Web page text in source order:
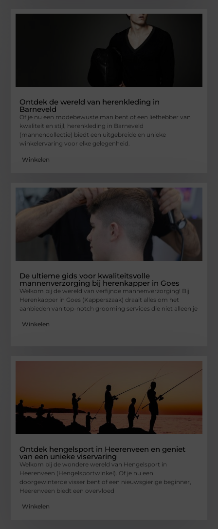
Ontdek de wereld van herenkleding in
Barneveld
Of je nu een modebewuste man bent of een liefhebber van
kwaliteit en stijl, herenkleding in Barneveld
(mannencollectie) biedt een uitgebreide en unieke
winkelervaring voor elke gelegenheid.
Winkelen
De ultieme gids voor kwaliteitsvolle
mannenverzorging bij herenkapper in Goes
Welkom bij de wereld van verfijnde mannenverzorging! Bij
Herenkapper in Goes (Kapperszaak) draait alles om het
aanbieden van top-notch grooming services die niet alleen je
Winkelen
Ontdek hengelsport in Heerenveen en geniet
van een unieke viservaring
Welkom bij de wondere wereld van Hengelsport in
Heerenveen (Hengelsportwinkel). Of je nu een
doorgewinterde visser bent of een nieuwsgierige beginner,
Heerenveen biedt een overvloed
Winkelen